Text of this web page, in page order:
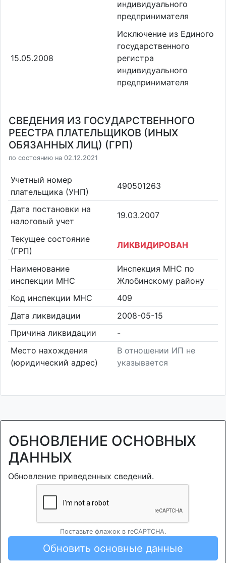
индивидуального
предпринимателя
15.05.2008
Исключение из Единого
государственного
регистра
индивидуального
предпринимателя
СВЕДЕНИЯ ИЗ ГОСУДАРСТВЕННОГО
РЕЕСТРА ПЛАТЕЛЬЩИКОВ (ИНЫХ
ОБЯЗАННЫХ ЛИЦ) (ГРП)
по состоянию на 02.12.2021
Учетный номер
плательщика (УНП)
490501263
Дата постановки на
налоговый учет
19.03.2007
Текущее состояние
(ГРП)
ЛИКВИДИРОВАН
Наименование
инспекции МНС
Инспекция МНС по
Жлобинскому району
Код инспекции МНС
409
Дата ликвидации
2008-05-15
Причина ликвидации
-
Место нахождения
(юридический адрес)
В отношении ИП не
указывается
ОБНОВЛЕНИЕ ОСНОВНЫХ
ДАННЫХ
Обновление приведенных сведений.
Поставьте флажок в reCAPTCHA.
Обновить основные данные